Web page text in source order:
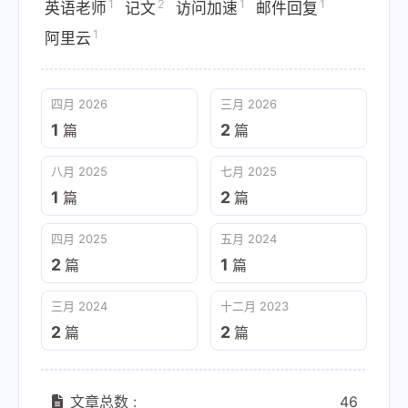
英语老师 1 记文 2 访问加速 1 邮件回复 1
阿里云 1
四月 2026
1 篇
三月 2026
2 篇
八月 2025
1 篇
七月 2025
2 篇
四月 2025
2 篇
五月 2024
1 篇
三月 2024
2 篇
十二月 2023
2 篇
文章总数 : 46